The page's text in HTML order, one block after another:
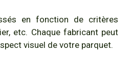
en fonction de critères
etc. Chaque fabricant peut
visuel de votre parquet.